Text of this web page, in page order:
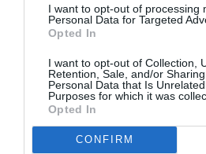
I want to opt-out of processing
Personal Data for Targeted
Opted In
I want to opt-out of Collection,
Retention, Sale, and/or
Personal Data that Is
Purposes for which it was
Opted In
CONFIRM
Δείτε όλα τατελευταία νέα
Πολιτισμό στο
Νέοι Διαγωνισμοί❯
Tags
ΔΡΑΜΑ - ΚΟΙΝΩΝΙΚΟ - ΣΥΓΧΡΟΝΟ